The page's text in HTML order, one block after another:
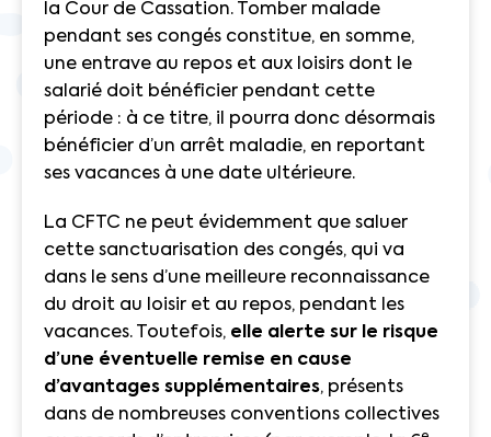
la Cour de Cassation. Tomber malade
pendant ses congés constitue, en somme,
une entrave au repos et aux loisirs dont le
salarié doit bénéficier pendant cette
période : à ce titre, il pourra donc désormais
bénéficier d’un arrêt maladie, en reportant
ses vacances à une date ultérieure.
La CFTC ne peut évidemment que saluer
cette sanctuarisation des congés, qui va
dans le sens d’une meilleure reconnaissance
du droit au loisir et au repos, pendant les
vacances. Toutefois, elle alerte sur le risque
d’une éventuelle remise en cause
d’avantages supplémentaires, présents
dans de nombreuses conventions collectives